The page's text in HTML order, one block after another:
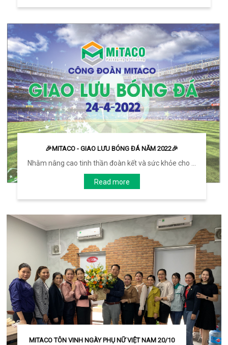
🎉MITACO - GIAO LƯU BÓNG ĐÁ NĂM 2022🎉
Nhằm nâng cao tinh thần đoàn kết và sức khỏe cho ...
Read more
MITACO TÔN VINH NGÀY PHỤ NỮ VIỆT NAM 20/10